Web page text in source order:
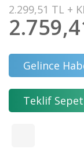
2.299,51 TL +
Gelince
Teklif